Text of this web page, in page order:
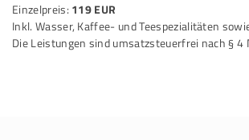
Einzelpreis: 119 EUR
Inkl. Wasser, Kaffee- und Teespezialitäten
Die Leistungen sind umsatzsteuerfrei nach § 4